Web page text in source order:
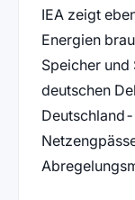
IEA zeigt
Energien
Speicher und
deutschen